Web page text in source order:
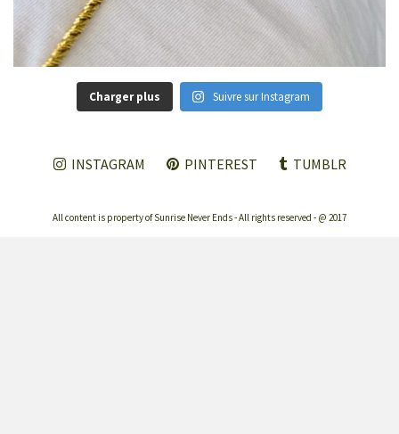
Charger plus Suivre sur Instagram
INSTAGRAM PINTEREST TUMBLR
All content is property of Sunrise Never Ends - All rights reserved - @ 2017